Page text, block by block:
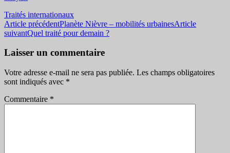
Traités internationaux
Navigation
des
articles
Article précédentPlanète Nièvre – mobilités urbainesArticle
suivantQuel traité pour demain ?
Laisser un commentaire
Votre adresse e-mail ne sera pas publiée. Les champs obligatoires
sont indiqués avec *
Commentaire *